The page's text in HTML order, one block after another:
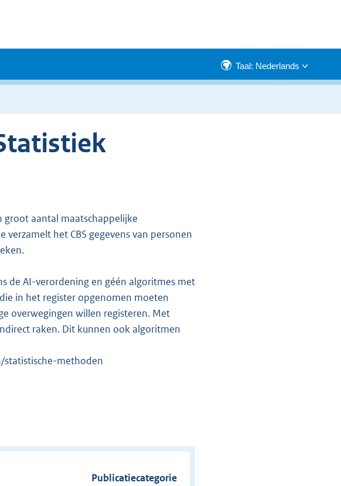
Taal: Nederlands
groot aantal maatschappelijke
het CBS gegevens van personen
de AI-verordening en géén algoritmes met
in het register opgenomen moeten
overwegingen willen registeren. Met
raken. Dit kunnen ook algoritmen
methoden
Publicatiecategorie